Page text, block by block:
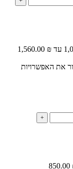
את האפשרויות